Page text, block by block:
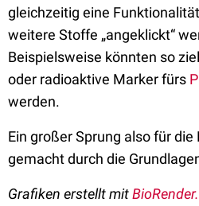
gleichzeitig eine
weitere Stoffe „angeklickt“
Beispielsweise könnten so
oder radioaktive Marker fürs
werden.
Ein großer Sprung also für
gemacht durch die
Grafiken erstellt mit